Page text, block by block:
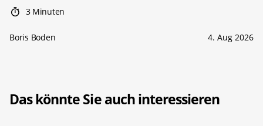
3 Minuten
Boris Boden 4. Aug 2026
Das könnte Sie auch interessieren